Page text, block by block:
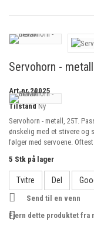
Servohorn -
Art.nr 20025
Tilstand Ny
Servohorn - metall, 25T.
ønskelig med et stivere og
følger med servoene.
5 Stk på lager
Tvitre Del
Send til en venn
Fjern dette produktet